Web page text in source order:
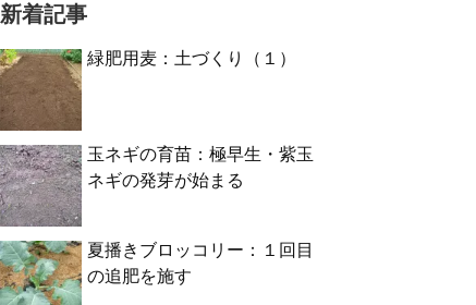
新着記事
緑肥用麦：土づくり（１）
玉ネギの育苗：極早生・紫玉
ネギの発芽が始まる
夏播きブロッコリー：１回目
の追肥を施す